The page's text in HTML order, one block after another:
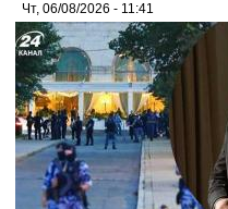
Чт, 06/08/2026 - 11:41